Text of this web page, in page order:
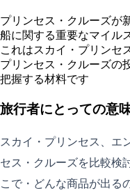
プリンセス・クルーズが
船に関する重要なマイル
これはスカイ・プリンセ
プリンセス・クルーズの
把握する材料です
旅行者にとっての意
スカイ・プリンセス、エ
セス・クルーズを比較検
こで・どんな商品が出る